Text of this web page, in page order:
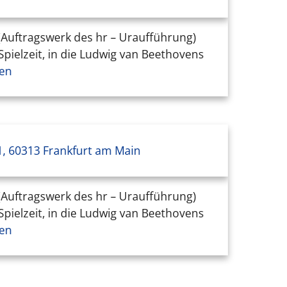
des hr – Uraufführung)
in die Ludwig van Beethovens
60313 Frankfurt am Main
des hr – Uraufführung)
in die Ludwig van Beethovens